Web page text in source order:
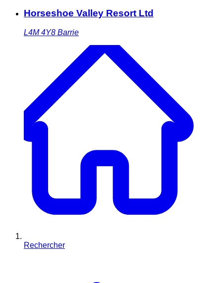
Horseshoe Valley Resort Ltd
L4M 4Y8 Barrie
Rechercher